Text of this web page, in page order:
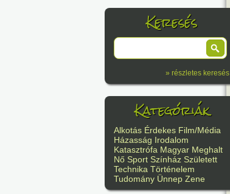
Keresés
» részletes keresés
Kategóriák
Alkotás Érdekes Film/Média
Házasság Irodalom
Katasztrófa Magyar Meghalt
Nő Sport Színház Született
Technika Történelem
Tudomány Ünnep Zene